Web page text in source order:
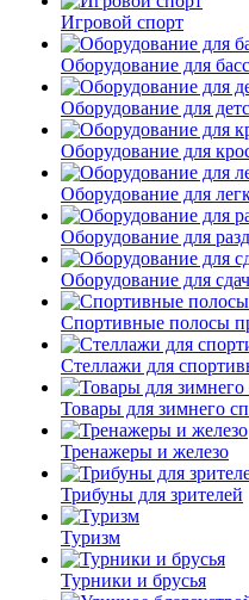
Игровой спорт
Оборудование для
Оборудование для
Оборудование для
Оборудование для
Оборудование для
Оборудование для
Спортивные полосы
Стеллажи для
Товары для зимнего
Тренажеры и железо
Трибуны для зрителей
Туризм
Турники и брусья